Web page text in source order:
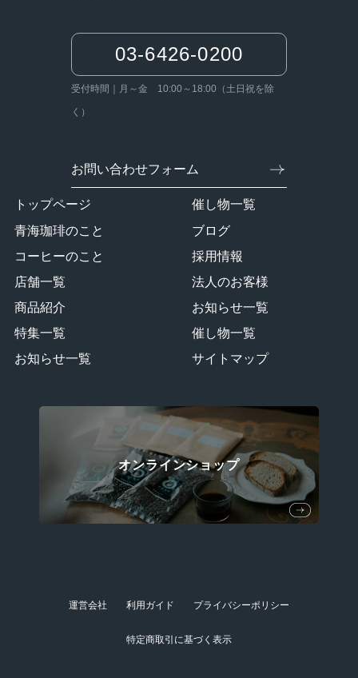
03-6426-0200
受付時間｜月～金 10:00～18:00（土日祝を除
く）
お問い合わせフォーム
トップページ
青海珈琲のこと
コーヒーのこと
店舗一覧
商品紹介
特集一覧
お知らせ一覧
催し物一覧
ブログ
採用情報
法人のお客様
お知らせ一覧
催し物一覧
サイトマップ
オンラインショップ
運営会社 利用ガイド プライバシーポリシー
特定商取引に基づく表示